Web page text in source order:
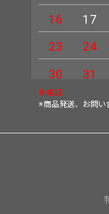
16
17
23
24
30
31
休業日
※商品発送、お問い